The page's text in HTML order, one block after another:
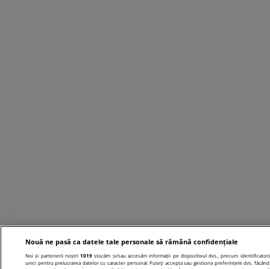
Nouă ne pasă ca datele tale personale să rămână confidențiale
Noi și partenerii noștri1019 stocăm și/sau accesăm informații pe dispozitivul dvs., precum
unici pentru prelucrarea datelor cu caracter personal. Puteți accepta sau gestiona preferințele dvs. făcând